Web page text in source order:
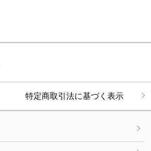
特定商取引法に基づく表示